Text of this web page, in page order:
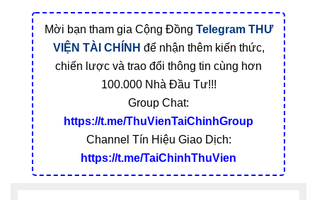
Mời bạn tham gia Cộng Đồng Telegram THƯ
VIỆN TÀI CHÍNH để nhận thêm kiến thức,
chiến lược và trao đổi thông tin cùng hơn
100.000 Nhà Đầu Tư!!!
Group Chat:
https://t.me/ThuVienTaiChinhGroup
Channel Tín Hiệu Giao Dịch:
https://t.me/TaiChinhThuVien